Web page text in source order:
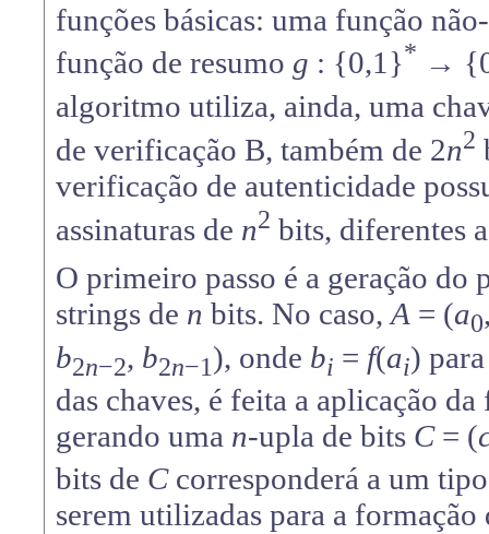
funções básicas: uma função
função de resumo g : {0,1}* →
algoritmo utiliza, ainda, uma
de verificação B, também de 2n2
verificação de autenticidade
assinaturas de n2 bits, diferentes
O primeiro passo é a geração do
strings de n bits. No caso,A= (a0
b2n−2, b2n−1), onde bi = f(ai)
das chaves, é feita a aplicação
gerando uma n-upla de bits C= (
bits de Ccorresponderá a um
serem utilizadas para a formação